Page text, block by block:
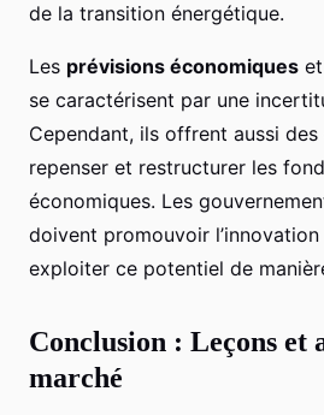
de la transition énergétique.
Les prévisions économiques
se caractérisent par une
Cependant, ils offrent aussi
repenser et restructurer les
économiques. Les
doivent promouvoir
exploiter ce potentiel de
Conclusion : Leçons et
marché